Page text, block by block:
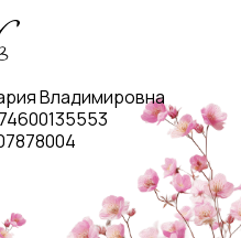
Владимировна